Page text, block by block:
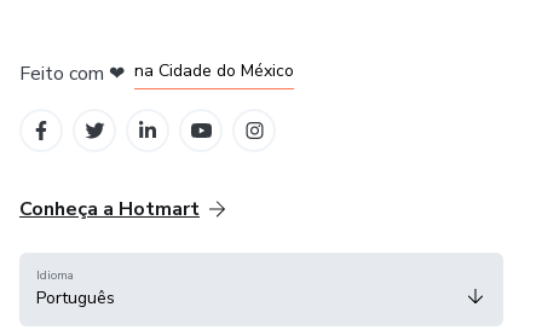
Feito com ❤ na Cidade do México
Conheça a Hotmart
Idioma
Português